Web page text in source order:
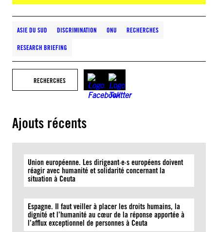
ASIE DU SUD DISCRIMINATION ONU RECHERCHES
RESEARCH BRIEFING
RECHERCHES
Ajouts récents
Union européenne. Les dirigeant·e·s européens doivent
réagir avec humanité et solidarité concernant la
situation à Ceuta
Espagne. Il faut veiller à placer les droits humains, la
dignité et l’humanité au cœur de la réponse apportée à
l’afflux exceptionnel de personnes à Ceuta